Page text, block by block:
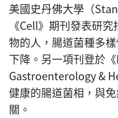
美國史丹佛大學（
《Cell》期刊發表研
物的人，腸道菌種多
下降。另一項刊登於
Gastroenterology &
健康的腸道菌相，與
關。